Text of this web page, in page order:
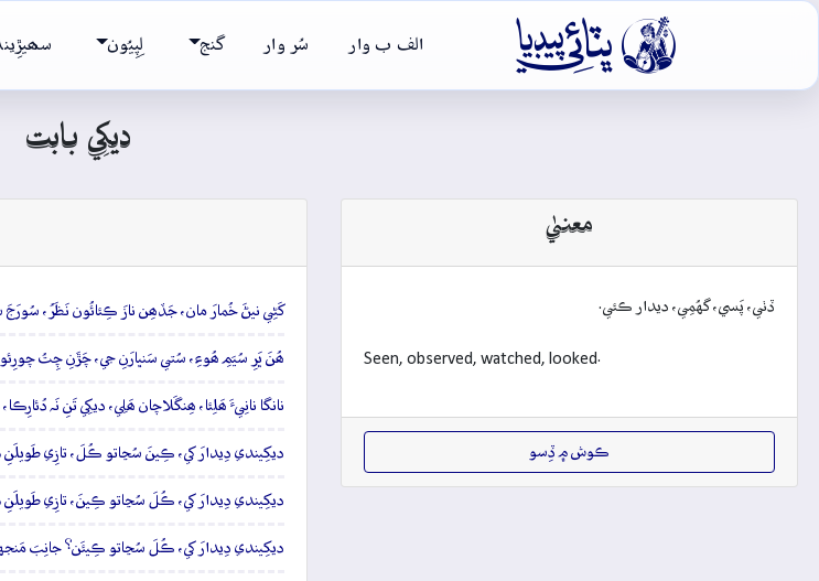
 الف ب وار سُر وار گنج لِپِيُون
ديکِي بابت
معنيٰ
ڏٺي، پَسي، گهُمِي، ديدار ڪئي.
Seen, observed, watched, looked.
ڪوش ۾ ڏِسو
کَڻِي نيڻَ خُمارَ مان، جَڏھِن نازَ ڪِئائُون نَظَرُ،
ھُنَ ڀَرِ سُيَمِ ھُوءِ، سُتي سَنڀارَنِ جي، چَڙَنِ چِتُ
نانگا نانِيءَ ھَلِئا، ھِنگَلاچان ھَلِي، ديکِي تَنِ نَہ
ديکِيندي دِيدارَ کي، ڪِينَ سُڃاتو ڪُلَ، تازِي
ديکِيندي دِيدارَ کي، ڪُلَ سُڃاتو ڪِينَ، تازِي طَويلَنِ
ديکِيندي دِيدارَ کي، ڪُلَ سُڃاتو ڪِيئَن؟ جانِبَ